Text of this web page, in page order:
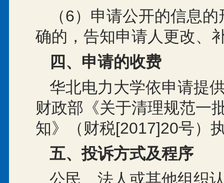
（6）申请公开的信息
确的，告知申请人更改、
四、申请的收费
华北电力大学依申请提
财政部《关于清理规范一
知》（财税[2017]20号）
五、投诉方式及程序
公民、法人或其他组织